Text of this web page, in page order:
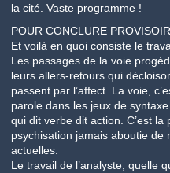
la cité. Vaste programme !
POUR CONCLURE
Et voilà en quoi consiste le
Les passages de la voie
leurs allers-retours qui
passent par l’affect. La voie,
parole dans les jeux de
qui dit verbe dit action. C’est
psychisation jamais aboutie de
actuelles.
Le travail de l’analyste, quelle